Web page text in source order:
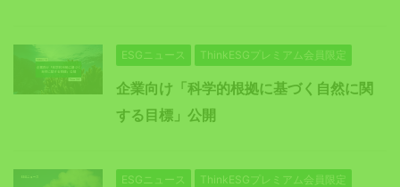
ESGニュース ThinkESGプレミアム会員限定
企業向け「科学的根拠に基づく自然に関
する目標」公開
ESGニュース ThinkESGプレミアム会員限定